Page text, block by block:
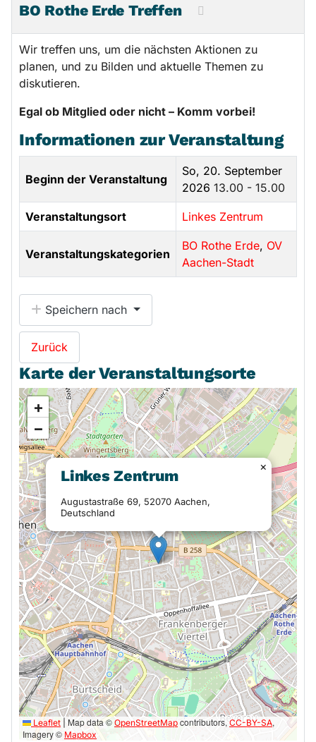
BO Rothe Erde Treffen
Wir treffen uns, um die nächsten Aktionen zu
planen, und zu Bilden und aktuelle Themen zu
diskutieren.
Egal ob Mitglied oder nicht – Komm vorbei!
Informationen zur Veranstaltung
Beginn der Veranstaltung
So, 20. September
2026 13.00 - 15.00
Veranstaltungsort Linkes Zentrum
Veranstaltungskategorien
BO Rothe Erde, OV
Aachen-Stadt
Speichern nach
Zurück
Karte der Veranstaltungsorte
Linkes Zentrum
Augustastraße 69, 52070 Aachen,
Deutschland
×
+
−
Leaflet Map data © OpenStreetMap contributors,CC-BY-SA,
Imagery © Mapbox